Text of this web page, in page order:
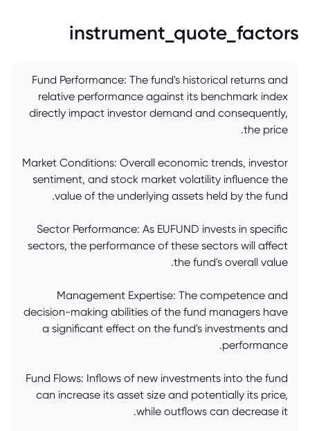
instrument_quote_factors
Fund Performance: The fund's historical returns and
relative performance against its benchmark index
directly impact investor demand and consequently,
the price.
Market Conditions: Overall economic trends, investor
sentiment, and stock market volatility influence the
value of the underlying assets held by the fund.
Sector Performance: As EUFUND invests in specific
sectors, the performance of these sectors will affect
the fund's overall value.
Management Expertise: The competence and
decision-making abilities of the fund managers have
a significant effect on the fund's investments and
performance.
Fund Flows: Inflows of new investments into the fund
can increase its asset size and potentially its price,
while outflows can decrease it.